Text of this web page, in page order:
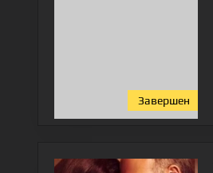
Завершен